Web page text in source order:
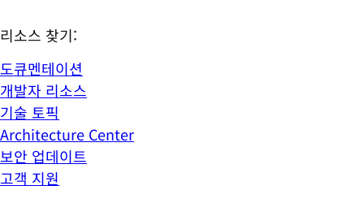
리소스 찾기:
도큐멘테이션
개발자 리소스
기술 토픽
Architecture Center
보안 업데이트
고객 지원